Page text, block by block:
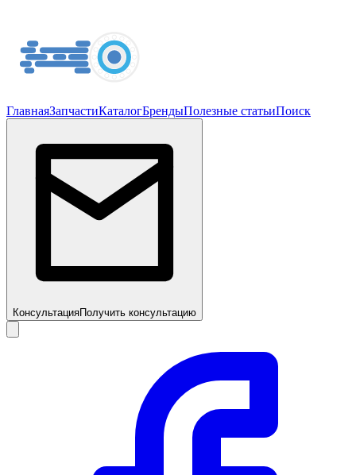
ГлавнаяЗапчастиКаталогБрендыПолезные статьиПоиск
КонсультацияПолучить консультацию